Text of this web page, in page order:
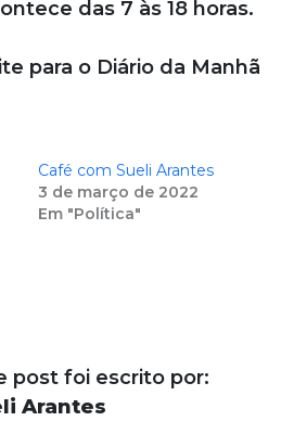
das 7 às 18 horas.
para o Diário da Manhã
Café com Sueli Arantes
3 de março de 2022
Em "Política"
post foi escrito por:
Arantes